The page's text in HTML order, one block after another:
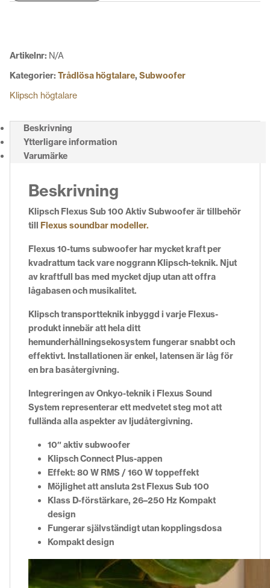
mängd
Artikelnr: N/A
Kategorier: Trådlösa högtalare, Subwoofer
Klipsch högtalare
Beskrivning
Ytterligare information
Varumärke
Beskrivning
Klipsch Flexus Sub 100 Aktiv Subwoofer är tillbehör
till Flexus soundbar modeller.
Flexus 10-tums subwoofer har mycket kraft per
kvadrattum tack vare noggrann Klipsch-teknik. Njut
av kraftfull bas med mycket djup utan att offra
lågabasen och musikalitet.
Klipsch transportteknik inbyggd i varje Flexus-
produkt innebär att hela ditt
hemunderhållningsekosystem fungerar snabbt och
effektivt. Installationen är enkel, latensen är låg för
en bra basåtergivning.
Integreringen av Onkyo-teknik i Flexus Sound
System representerar ett medvetet steg mot att
fullända alla aspekter av ljudåtergivning.
10″ aktiv subwoofer
Klipsch Connect Plus-appen
Effekt: 80 W RMS / 160 W toppeffekt
Möjlighet att ansluta 2st Flexus Sub 100
Klass D-förstärkare, 26–250 Hz Kompakt
design
Fungerar självständigt utan kopplingsdosa
Kompakt design